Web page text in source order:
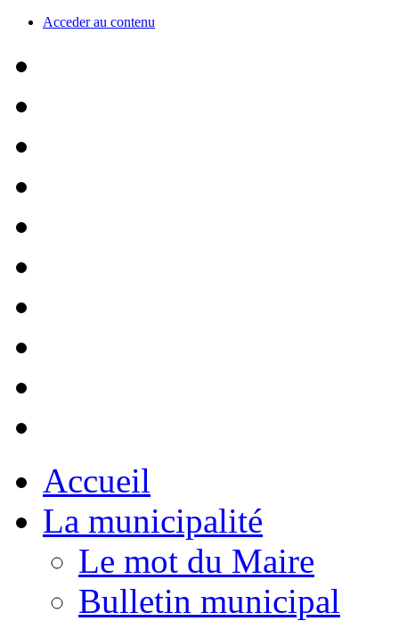
Acceder au contenu
Accueil
La municipalité
Le mot du Maire
Bulletin municipal